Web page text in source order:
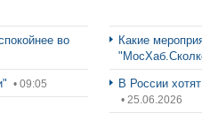
во
• 09:05
Какие
В России
• 25.06.2026